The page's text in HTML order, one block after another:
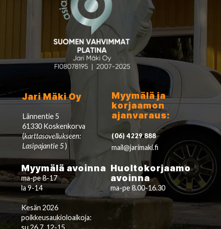
Jari Mäki Oy
Lännentie 5
61330 Koskenkorva
(karttasovellukseen:
Lasipajantie 5)
Myymälä ja
korjaamon
ajanvaraus:
(06) 4229 888
mail@jarimaki.fi
Myymälä avoinna
ma-pe 8-17
la 9-14
Kesän 2026
poikkeusaukioloaikoja:
Huoltokorjaamo
avoinna
ma-pe 8.00-16.30